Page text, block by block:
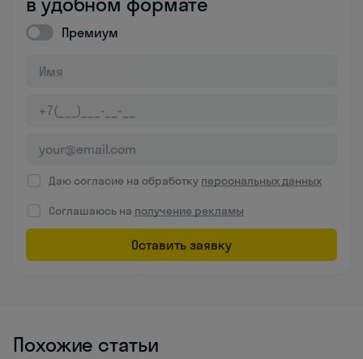
Премиум
Даю согласие на обработку персональных данных
Соглашаюсь на получение рекламы
Оставить заявку
Похожие статьи